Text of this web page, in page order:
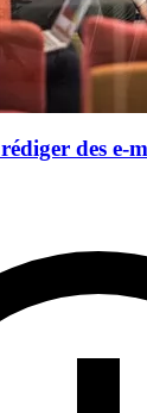
des e-